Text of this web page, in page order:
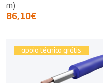
m)
86,10€
apoio técnico grátis